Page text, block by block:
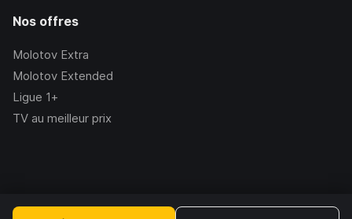
Nos offres
Molotov Extra
Molotov Extended
Ligue 1+
TV au meilleur prix
2.228.1